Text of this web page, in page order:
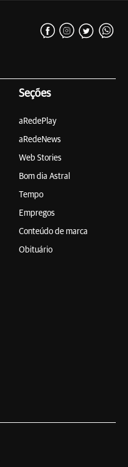
Seções
aRedePlay
aRedeNews
Web Stories
Bom dia Astral
Tempo
Empregos
Conteúdo de marca
Obituário